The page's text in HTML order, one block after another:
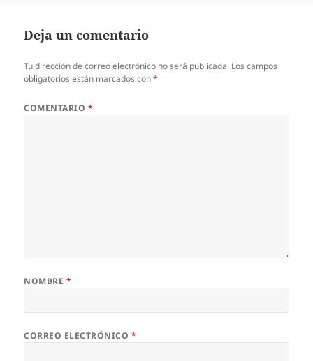
Deja un comentario
Tu dirección de correo electrónico no será publicada. Los campos
obligatorios están marcados con*
COMENTARIO *
NOMBRE *
CORREO ELECTRÓNICO *